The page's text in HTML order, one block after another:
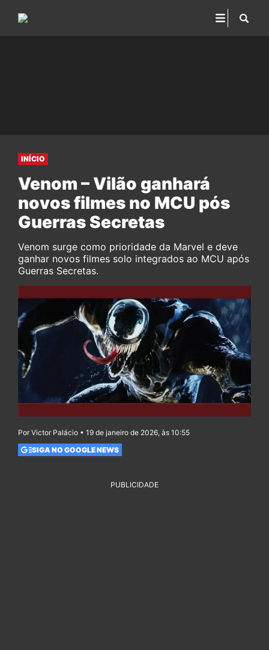
INÍCIO
Venom – Vilão ganhará
novos filmes no MCU pós
Guerras Secretas
Venom surge como prioridade da Marvel e deve
ganhar novos filmes solo integrados ao MCU após
Guerras Secretas.
Por Victor Palácio • 19 de janeiro de 2026, às 10:55
SIGA NO GOOGLE NEWS
PUBLICIDADE